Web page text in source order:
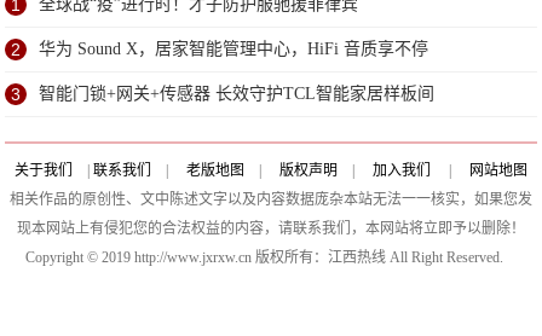
1 全球战“疫”进行时！才子防护服驰援菲律宾
2 华为 Sound X，居家智能管理中心，HiFi 音质享不停
3 智能门锁+网关+传感器 长效守护TCL智能家居样板间
关于我们 联系我们 老版地图 版权声明 加入我们
网站地图
相关作品的原创性、文中陈述文字以及内容数据庞杂本站无法一一核实，如果您发
现本网站上有侵犯您的合法权益的内容，请联系我们，本网站将立即予以删除！
Copyright © 2019 http://www.jxrxw.cn 版权所有：江西热线 All Right Reserved.